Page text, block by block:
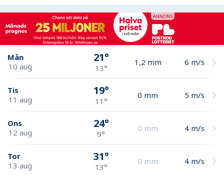
Mån
10 aug
21°
13°
1,2 mm 6 m/s
Tis
11 aug
19°
11°
0 mm 5 m/s
Ons
12 aug
24°
9°
0 mm 4 m/s
Tor
13 aug
31°
13°
0 mm 4 m/s